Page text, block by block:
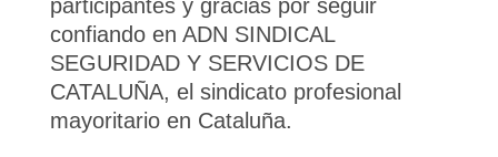
participantes y gracias por seguir
confiando en ADN SINDICAL
SEGURIDAD Y SERVICIOS DE
CATALUÑA, el sindicato profesional
mayoritario en Cataluña.